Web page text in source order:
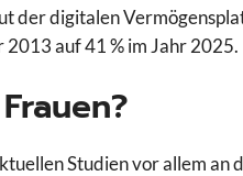
der digitalen
auf 41 % im Jahr 2025.
Studien vor allem